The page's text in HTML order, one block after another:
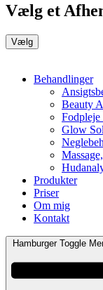
Vælg et
Vælg
Behandlinger
Beauty
Fodpleje
Glow
Produkter
Priser
Om mig
Kontakt
Hamburger Toggle